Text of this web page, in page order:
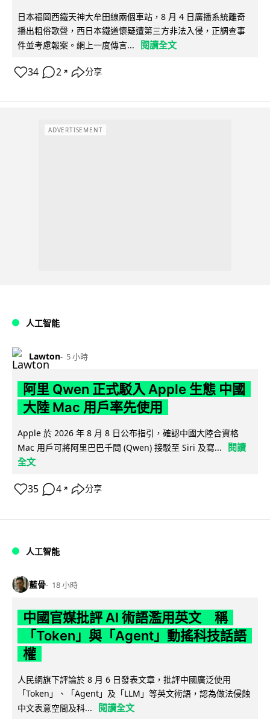
日本福岡西鐵天神大牟田線兩個車站，8 月 4 日廣播系統離奇
播出粗俗歌聲，西日本鐵道懷疑遭第三方非法入侵，正調查事
件並考慮報案。網上一度傳言...
閱讀全文
34 2 ↗ 分享
ADVERTISEMENT
人工智能
Lawton 5 小時
阿里 Qwen 正式駁入 Apple 生態 中國
大陸 Mac 用戶率先使用
Apple 於 2026 年 8 月 8 日公布指引，確認中國大陸合資格
Mac 用戶可將阿里巴巴千問 (Qwen) 接駁至 Siri 及寫...
閱讀
全文
35 4 ↗ 分享
人工智能
藍骨 18 小時
中國官媒批評 AI 術語濫用英文 稱
「Token」與「Agent」動搖科技話語
權
人民網旗下評論於 8 月 6 日發表文章，批評中國廣泛使用
「Token」、「Agent」及「LLM」等英文術語，認為做法侵蝕
中文表意空間及科...
閱讀全文